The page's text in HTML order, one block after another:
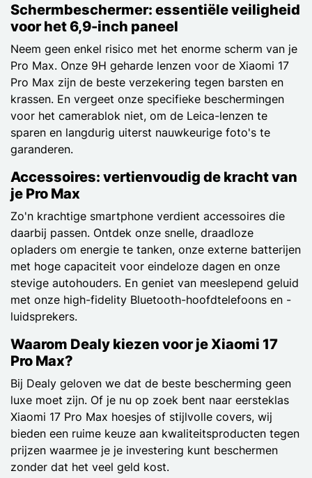
Schermbeschermer: essentiële veiligheid
voor het 6,9-inch paneel
Neem geen enkel risico met het enorme scherm van je
Pro Max. Onze 9H geharde lenzen voor de Xiaomi 17
Pro Max zijn de beste verzekering tegen barsten en
krassen. En vergeet onze specifieke beschermingen
voor het camerablok niet, om de Leica-lenzen te
sparen en langdurig uiterst nauwkeurige foto's te
garanderen.
Accessoires: vertienvoudig de kracht van
je Pro Max
Zo'n krachtige smartphone verdient accessoires die
daarbij passen. Ontdek onze snelle, draadloze
opladers om energie te tanken, onze externe batterijen
met hoge capaciteit voor eindeloze dagen en onze
stevige autohouders. En geniet van meeslepend geluid
met onze high-fidelity Bluetooth-hoofdtelefoons en -
luidsprekers.
Waarom Dealy kiezen voor je Xiaomi 17
Pro Max?
Bij Dealy geloven we dat de beste bescherming geen
luxe moet zijn. Of je nu op zoek bent naar eersteklas
Xiaomi 17 Pro Max hoesjes of stijlvolle covers, wij
bieden een ruime keuze aan kwaliteitsproducten tegen
prijzen waarmee je je investering kunt beschermen
zonder dat het veel geld kost.